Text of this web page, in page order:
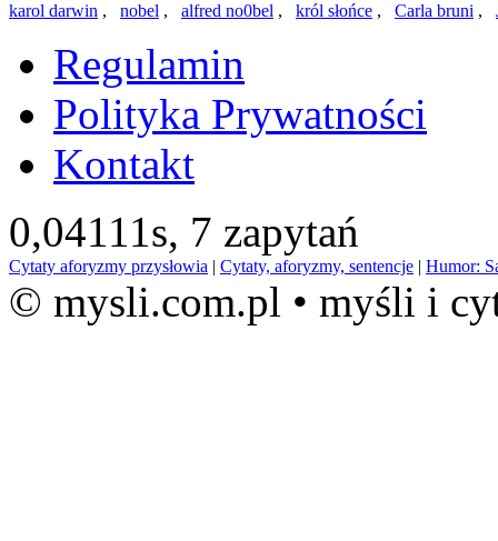
karol darwin , nobel , alfred no0bel , król słońce , Carla bruni ,
Regulamin
Polityka Prywatności
Kontakt
0,04111s, 7 zapytań
Cytaty aforyzmy przysłowia | Cytaty, aforyzmy, sentencje | Humor:
© mysli.com.pl • myśli i